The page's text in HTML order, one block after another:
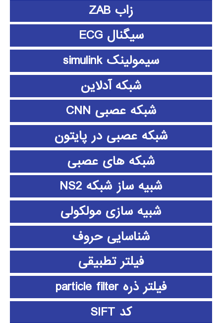
زاب ZAB
سیگنال ECG
سیمولینک simulink
شبکه آدلاین
شبکه عصبی CNN
شبکه عصبی در پایتون
شبکه های عصبی
شبیه ساز شبکه NS2
شبیه سازی مولکولی
شناسایی حروف
فیلتر تطبیقی
فیلتر ذره particle filter
کد SIFT